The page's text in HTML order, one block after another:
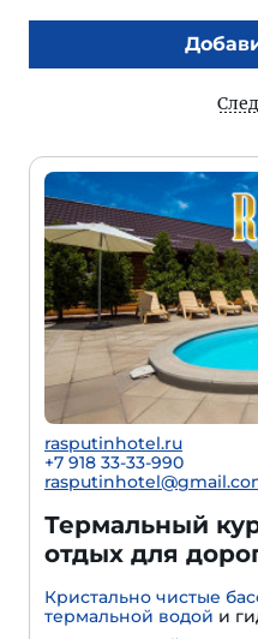
rasputinhotel.ru
+7 918 33-33-990
Термальный
отдых для
Кристально чистые
термальной водой и